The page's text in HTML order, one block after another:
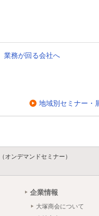
務が回る会社へ
地域別セミナー・
オンデマンドセミナー）
企業情報
大塚商会について